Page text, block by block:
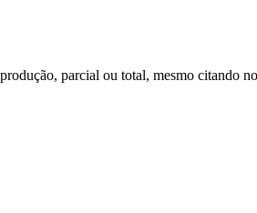
parcial ou total, mesmo citando